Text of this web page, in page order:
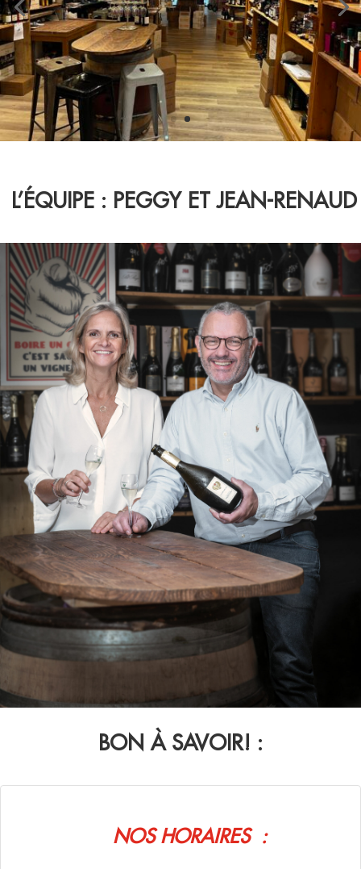
L’ÉQUIPE : PEGGY ET JEAN-RENAUD
BON À SAVOIR! :
NOS HORAIRES :